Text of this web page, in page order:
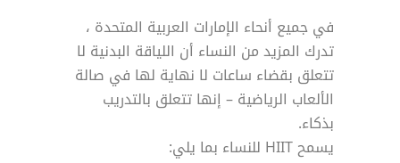
في جميع أنحاء الإمارات العربية المتحدة ،
تدرك المزيد من النساء أن اللياقة البدنية لا
تتعلق بقضاء ساعات لا نهاية لها في صالة
الألعاب الرياضية – إنها تتعلق بالتدريب
بذكاء.
يسمح HIIT للنساء بما يلي: